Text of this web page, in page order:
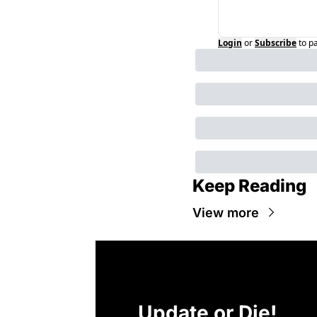
Login orSubscribeto
Keep Reading
View more